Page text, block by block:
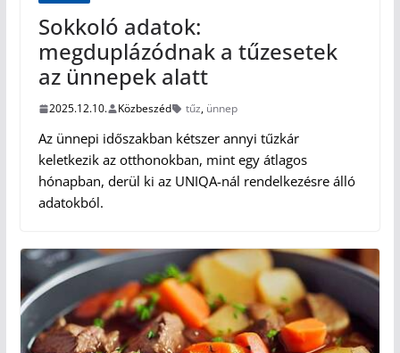
Sokkoló adatok:
megduplázódnak a tűzesetek
az ünnepek alatt
2025.12.10. Közbeszéd tűz, ünnep
Az ünnepi időszakban kétszer annyi tűzkár
keletkezik az otthonokban, mint egy átlagos
hónapban, derül ki az UNIQA-nál rendelkezésre álló
adatokból.